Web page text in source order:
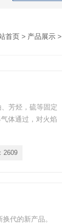
首页 > 产品展示 >
芳烃，硫等固定
体通过，对火焰
2609
代的新产品。